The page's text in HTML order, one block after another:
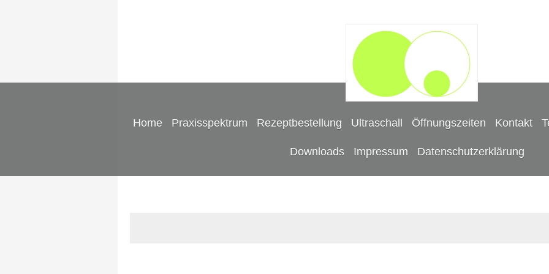
Home Praxisspektrum Rezeptbestellung Ultraschall Öffnungszeiten Kontakt
Downloads Impressum Datenschutzerklärung